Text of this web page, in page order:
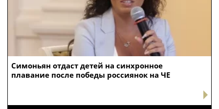
Симоньян отдаст детей на синхронное
плавание после победы россиянок на ЧЕ